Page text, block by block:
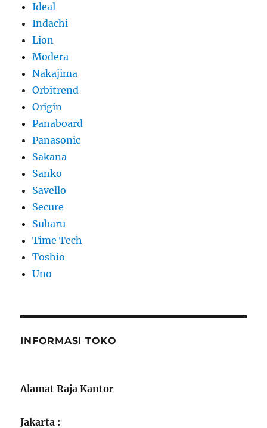
Ideal
Indachi
Lion
Modera
Nakajima
Orbitrend
Origin
Panaboard
Panasonic
Sakana
Sanko
Savello
Secure
Subaru
Time Tech
Toshio
Uno
INFORMASI TOKO
Alamat Raja Kantor
Jakarta :